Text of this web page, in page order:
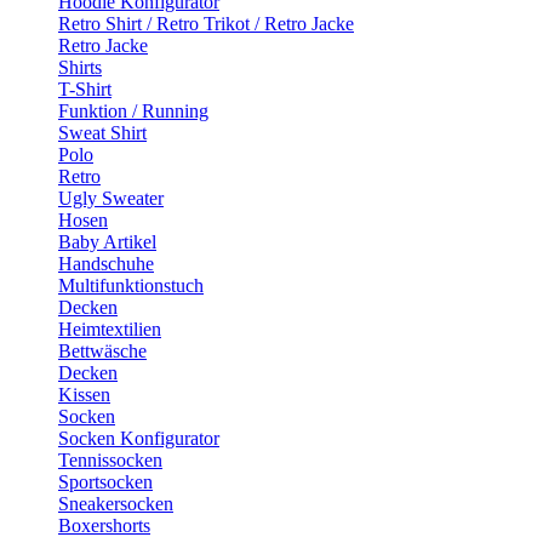
Retro Shirt / Retro Trikot / Retro Jacke
Retro Jacke
Shirts
T-Shirt
Funktion / Running
Sweat Shirt
Polo
Retro
Ugly Sweater
Hosen
Baby Artikel
Handschuhe
Multifunktionstuch
Decken
Heimtextilien
Bettwäsche
Decken
Kissen
Socken
Socken Konfigurator
Tennissocken
Sportsocken
Sneakersocken
Boxershorts